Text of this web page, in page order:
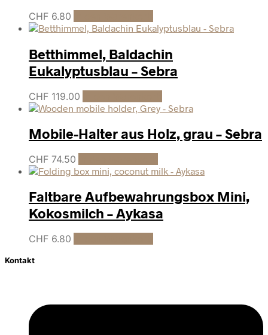
CHF 6.80
Betthimmel, Baldachin
Eukalyptusblau – Sebra
CHF 119.00
Mobile-Halter aus Holz, grau – Sebra
CHF 74.50
Faltbare Aufbewahrungsbox Mini,
Kokosmilch – Aykasa
CHF 6.80
Kontakt